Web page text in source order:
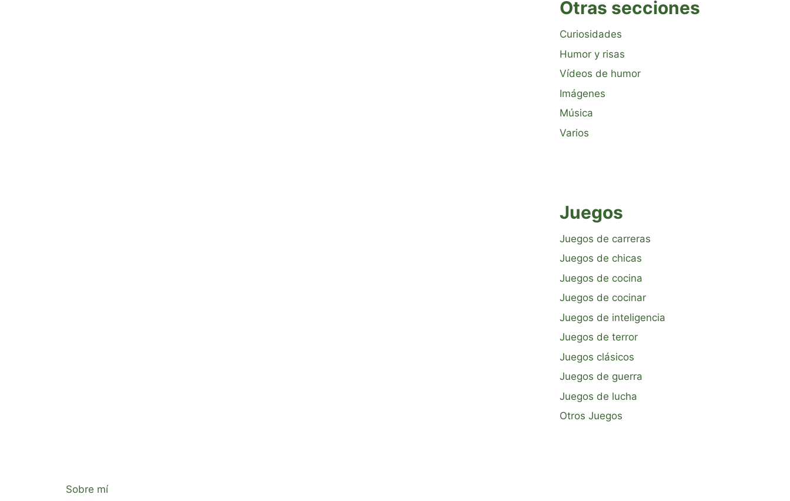
Otras secciones
Curiosidades
Humor y risas
Vídeos de humor
Imágenes
Música
Varios
Juegos
Juegos de carreras
Juegos de chicas
Juegos de cocina
Juegos de cocinar
Juegos de inteligencia
Juegos de terror
Juegos clásicos
Juegos de guerra
Juegos de lucha
Otros Juegos
Sobre mí